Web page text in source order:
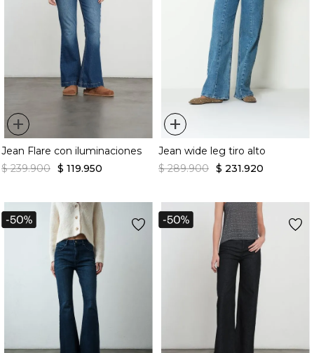
+
Jean Flare con iluminaciones
$ 239.900 $ 119.950
+
Jean wide leg tiro alto
$ 289.900 $ 231.920